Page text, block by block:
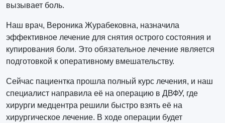
вызывает боль.
Наш врач, Вероника Журабековна, назначила
эффективное лечение для снятия острого состояния и
купирования боли. Это обязательное лечение является
подготовкой к оперативному вмешательству.
Сейчас пациентка прошла полный курс лечения, и наш
специалист направила её на операцию в ДВФУ, где
хирурги медцентра решили быстро взять её на
хирургическое лечение. В ходе операции будет